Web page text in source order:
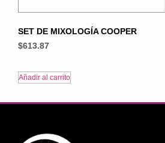
SET DE MIXOLOGÍA COOPER
$613.87
Añadir al carrito